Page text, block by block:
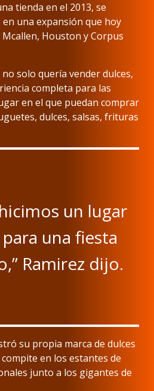
tienda en el 2013, se
una expansión que hoy
Houston y Corpus
solo quería vender dulces,
completa para las
en el que puedan comprar
dulces, salsas, frituras
un lugar
una fiesta
Ramirez dijo.
su propia marca de dulces
compite en los estantes de
junto a los gigantes de